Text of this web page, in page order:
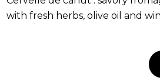
with fresh herbs, olive oil